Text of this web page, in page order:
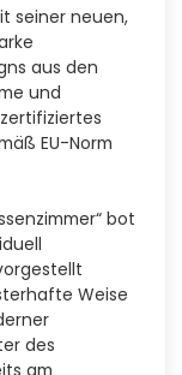
seiner neuen,
aus den
und
EU-Norm
bot
Weise
des
am